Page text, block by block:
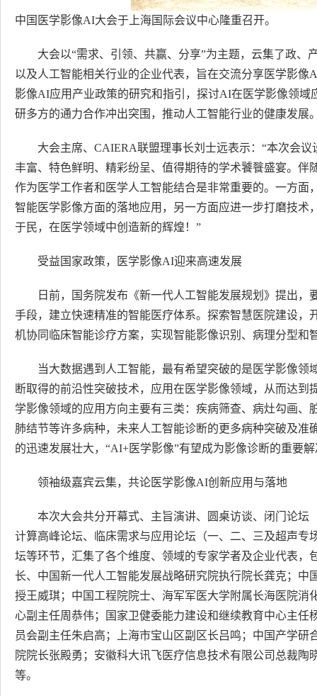
中国医学影像AI大会于上海国际会议中心隆重召开。
大会以“需求、引领、共赢、分享”为主题，云集了政
以及人工智能相关行业的企业代表，旨在交流分享医学影
影像AI应用产业政策的研究和指引，探讨AI在医学影像领
研多方的通力合作冲出突围，推动人工智能行业的健康发展
大会主席、CAIERA联盟理事长刘士远表示：“本次会
丰富、特色鲜明、精彩纷呈、值得期待的学术饕餮盛宴。
作为医学工作者和医学人工智能结合是非常重要的。一方
智能医学影像方面的落地应用，另一方面应进一步打磨技
于民，在医学领域中创造新的辉煌！”
受益国家政策，医学影像AI迎来高速发展
日前，国务院发布《新一代人工智能发展规划》提出
手段，建立快速精准的智能医疗体系。探索智慧医院建设
机协同临床智能诊疗方案，实现智能影像识别、病理分型和
当大数据遇到人工智能，最有希望突破的是医学影像
断取得的前沿性突破技术，应用在医学影像领域，从而达
学影像领域的应用方向主要有三类：疾病筛查、病灶勾画
肺结节等许多病种，未来人工智能诊断的更多病种突破及
的迅速发展壮大，“AI+医学影像”有望成为影像诊断的重要
领袖级嘉宾云集，共论医学影像AI创新应用与落地
本次大会共分开幕式、主旨演讲、圆桌访谈、闭门论
计算高峰论坛、临床需求与应用论坛（一、二、三及超声
坛等环节，汇集了各个维度、领域的专家学者及企业代表
长、中国新一代人工智能发展战略研究院执行院长龚克；
授王威琪；中国工程院院士、海军军医大学附属长海医院
心副主任周恭伟；国家卫健委能力建设和继续教育中心主
员会副主任朱启高；上海市宝山区副区长吕鸣；中国产学
院院长张殿勇；安徽科大讯飞医疗信息技术有限公司总裁陶
等。